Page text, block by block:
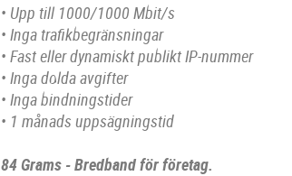
• Upp till 1000/1000 Mbit/s
• Inga trafikbegränsningar
• Fast eller dynamiskt publikt IP-nummer
• Inga dolda avgifter
• Inga bindningstider
• 1 månads uppsägningstid
84 Grams - Bredband för företag.